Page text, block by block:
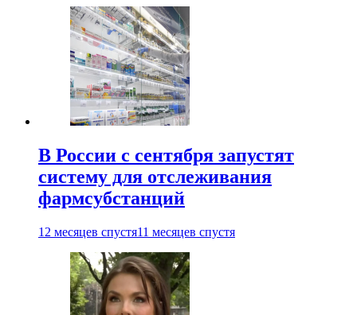
В России с сентября запустят
систему для отслеживания
фармсубстанций
12 месяцев спустя11 месяцев спустя